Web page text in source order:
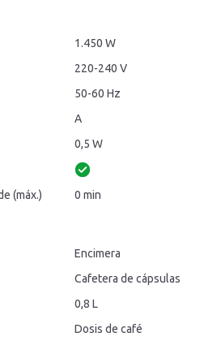
1.450 W
220-240 V
50-60 Hz
A
0,5 W
(máx.)
0 min
Encimera
Cafetera de cápsulas
0,8 L
Dosis de café